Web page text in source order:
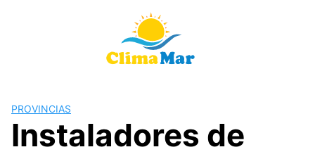
PROVINCIAS
Instaladores de